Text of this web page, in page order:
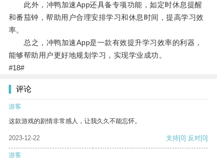
此外，冲鸭加速App还具备专项功能，如定时休息提醒
和番茄钟，帮助用户合理安排学习和休息时间，提高学习效
率。
总之，冲鸭加速App是一款有效提升学习效率的利器，
能够帮助用户更好地规划学习，实现学业成功。
#18#
评论
游客
这款游戏的剧情非常感人，让我久久不能忘怀。
2023-12-22 支持[0] 反对[0]
游客